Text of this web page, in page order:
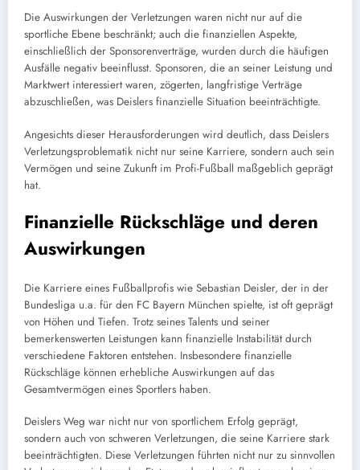
Die Auswirkungen der Verletzungen waren nicht nur auf die
sportliche Ebene beschränkt; auch die finanziellen Aspekte,
einschließlich der Sponsorenverträge, wurden durch die häufigen
Ausfälle negativ beeinflusst. Sponsoren, die an seiner Leistung und
Marktwert interessiert waren, zögerten, langfristige Verträge
abzuschließen, was Deislers finanzielle Situation beeinträchtigte.
Angesichts dieser Herausforderungen wird deutlich, dass Deislers
Verletzungsproblematik nicht nur seine Karriere, sondern auch sein
Vermögen und seine Zukunft im Profi-Fußball maßgeblich geprägt
hat.
Finanzielle Rückschläge und deren
Auswirkungen
Die Karriere eines Fußballprofis wie Sebastian Deisler, der in der
Bundesliga u.a. für den FC Bayern München spielte, ist oft geprägt
von Höhen und Tiefen. Trotz seines Talents und seiner
bemerkenswerten Leistungen kann finanzielle Instabilität durch
verschiedene Faktoren entstehen. Insbesondere finanzielle
Rückschläge können erhebliche Auswirkungen auf das
Gesamtvermögen eines Sportlers haben.
Deislers Weg war nicht nur von sportlichem Erfolg geprägt,
sondern auch von schweren Verletzungen, die seine Karriere stark
beeinträchtigten. Diese Verletzungen führten nicht nur zu sinnvollen